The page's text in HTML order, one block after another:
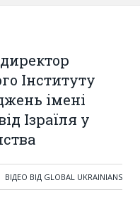
Інституту
імені
Ізраїля у
ВІДЕО ВІД GLOBAL UKRAINIANS